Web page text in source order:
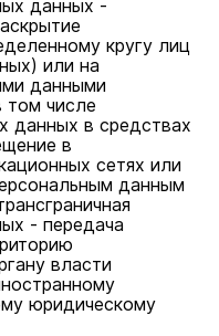
данных -
кругу лиц
или на
данными
том числе
данных в средствах
в
сетях или
данным
- передача
власти
юридическому